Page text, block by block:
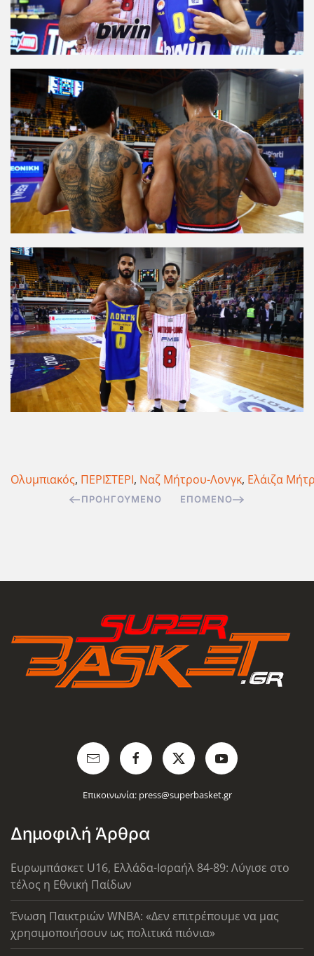
Ολυμπιακός, ΠΕΡΙΣΤΕΡΙ, Ναζ Μήτρου-Λονγκ, Ελάιζα
ΠΡΟΗΓΟΎΜΕΝΟ ΕΠΌΜΕΝΟ
Επικοινωνία: press@superbasket.gr
Δημοφιλή Άρθρα
Ευρωμπάσκετ U16, Ελλάδα-Ισραήλ 84-89: Λύγισε στο
τέλος η Εθνική Παίδων
Ένωση Παικτριών WNBA: «Δεν επιτρέπουμε να μας
χρησιμοποιήσουν ως πολιτικά πιόνια»